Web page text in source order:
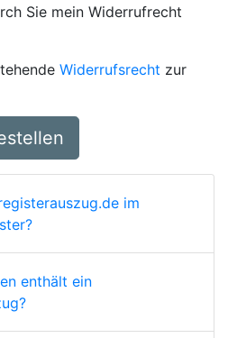
Sie mein Widerrufrecht
Widerrufsrecht zur
im
enthält ein